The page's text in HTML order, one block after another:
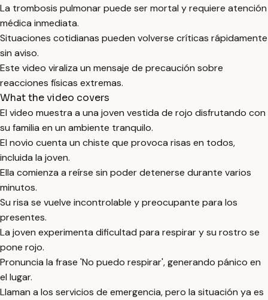
La trombosis pulmonar puede ser mortal y requiere atención
médica inmediata.
Situaciones cotidianas pueden volverse críticas rápidamente
sin aviso.
Este video viraliza un mensaje de precaución sobre
reacciones físicas extremas.
What the video covers
El video muestra a una joven vestida de rojo disfrutando con
su familia en un ambiente tranquilo.
El novio cuenta un chiste que provoca risas en todos,
incluida la joven.
Ella comienza a reírse sin poder detenerse durante varios
minutos.
Su risa se vuelve incontrolable y preocupante para los
presentes.
La joven experimenta dificultad para respirar y su rostro se
pone rojo.
Pronuncia la frase 'No puedo respirar', generando pánico en
el lugar.
Llaman a los servicios de emergencia, pero la situación ya es